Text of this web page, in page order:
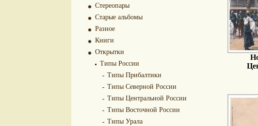
Стереопары
Старые альбомы
Разное
Книги
Открытки
Типы России
Типы Прибалтики
Типы Северной России
Типы Центральной России
Типы Восточной России
Типы Урала